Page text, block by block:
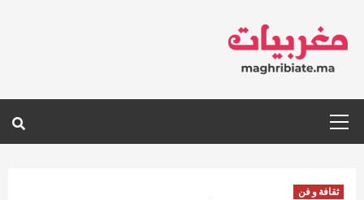
content
Menu
ثقافة و فن